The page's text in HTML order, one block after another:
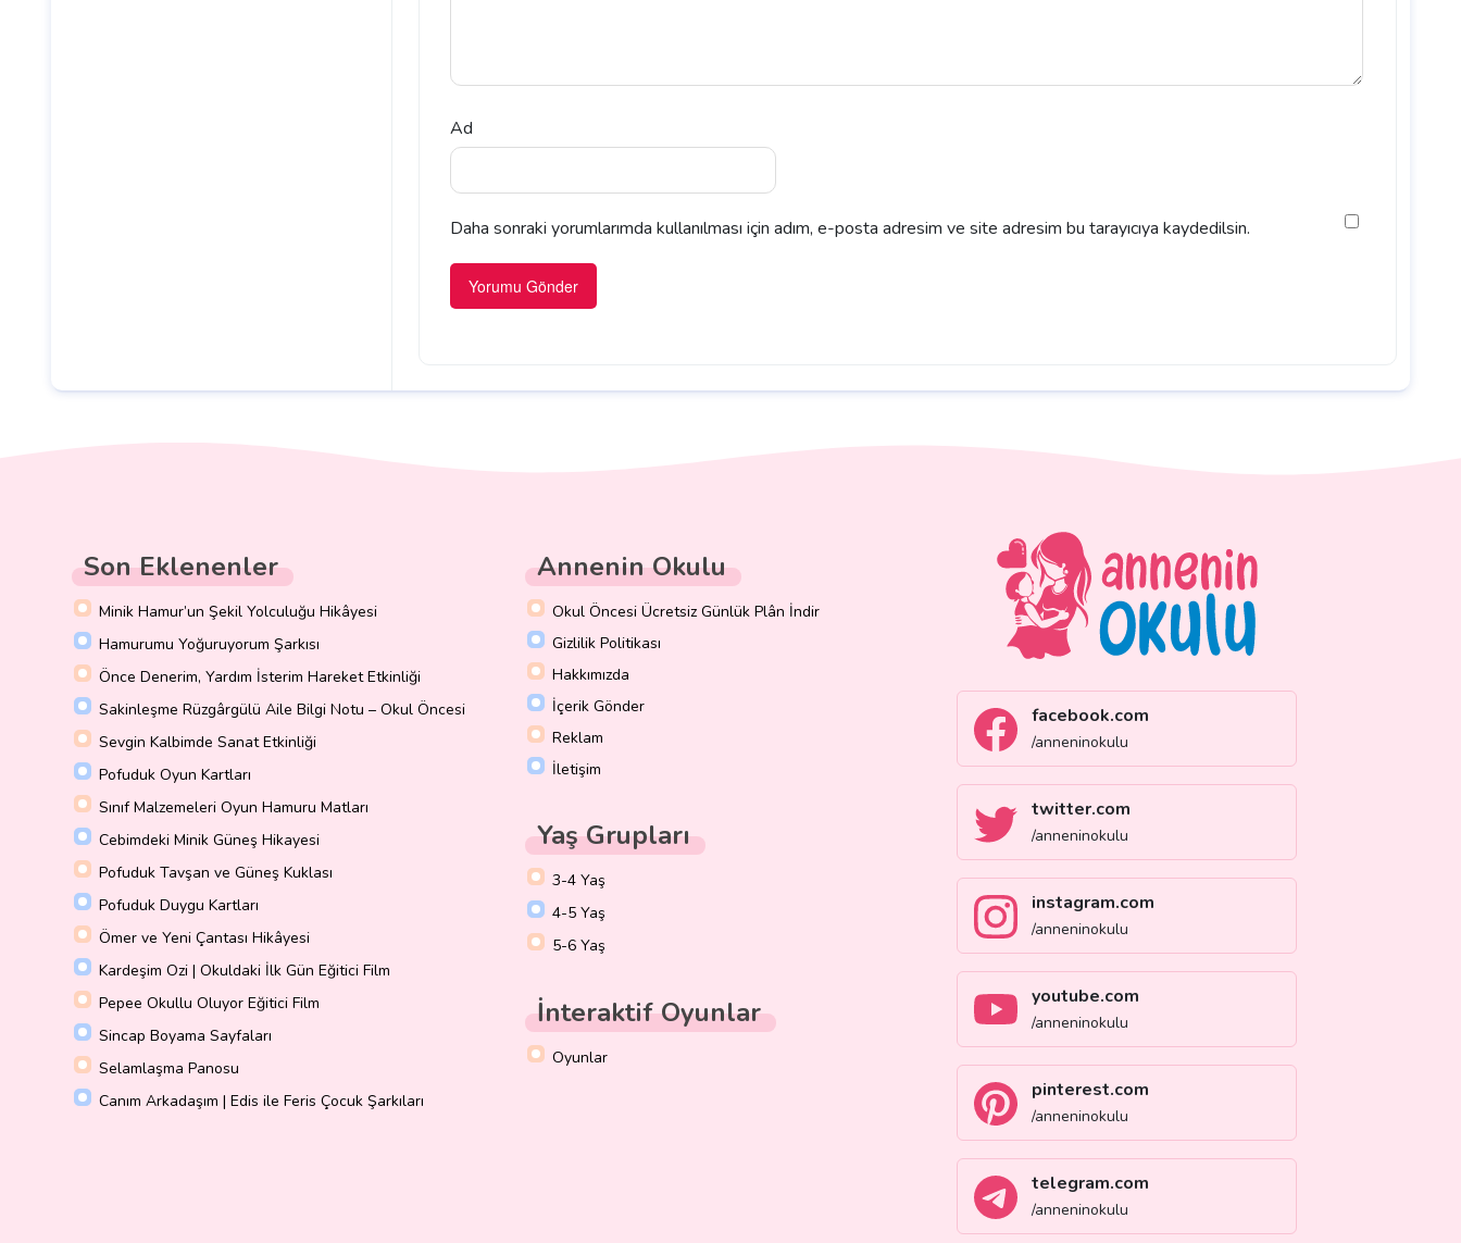
Ad
Daha sonraki yorumlarımda kullanılması için adım, e-posta adresim ve site adresim bu tarayıcıya kaydedilsin.
Son Eklenenler
Minik Hamur’un Şekil Yolculuğu Hikâyesi
Hamurumu Yoğuruyorum Şarkısı
Önce Denerim, Yardım İsterim Hareket Etkinliği
Sakinleşme Rüzgârgülü Aile Bilgi Notu – Okul Öncesi
Sevgin Kalbimde Sanat Etkinliği
Pofuduk Oyun Kartları
Sınıf Malzemeleri Oyun Hamuru Matları
Cebimdeki Minik Güneş Hikayesi
Pofuduk Tavşan ve Güneş Kuklası
Pofuduk Duygu Kartları
Ömer ve Yeni Çantası Hikâyesi
Kardeşim Ozi | Okuldaki İlk Gün Eğitici Film
Pepee Okullu Oluyor Eğitici Film
Sincap Boyama Sayfaları
Selamlaşma Panosu
Canım Arkadaşım | Edis ile Feris Çocuk Şarkıları
Annenin Okulu
Okul Öncesi Ücretsiz Günlük Plân İndir
Gizlilik Politikası
Hakkımızda
İçerik Gönder
Reklam
İletişim
Yaş Grupları
3-4 Yaş
4-5 Yaş
5-6 Yaş
İnteraktif Oyunlar
Oyunlar
facebook.com
/anneninokulu
twitter.com
/anneninokulu
instagram.com
/anneninokulu
youtube.com
/anneninokulu
pinterest.com
/anneninokulu
telegram.com
/anneninokulu